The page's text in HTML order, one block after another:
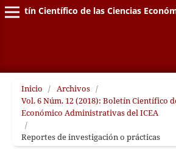
Boletín Científico de las Ciencias
Inicio / Archivos /
Vol. 6 Núm. 12 (2018): Boletín Científico
Económico Administrativas del ICEA
/
Reportes de investigación o prácticas